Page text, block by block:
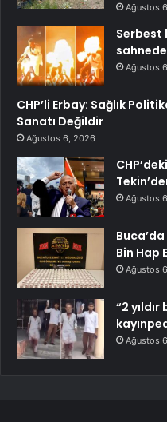
Ağustos
Serbest
Ağustos
CHP’li Erbay: Sağlık
Sanatı Değildir
Ağustos 6, 2026
Ağustos
Bin Hap
Ağustos
“2
Ağustos